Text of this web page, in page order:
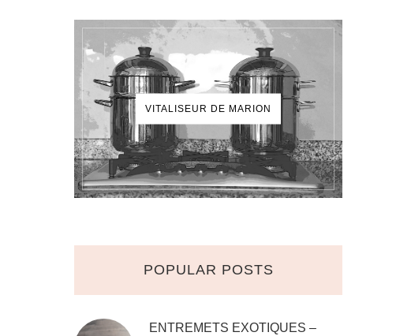
VITALISEUR DE MARION
POPULAR POSTS
ENTREMETS EXOTIQUES –